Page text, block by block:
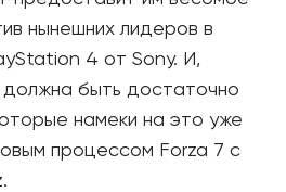
нынешних лидеров в
4 от Sony. И,
должна быть достаточно
намеки на это уже
процессом Forza 7 с